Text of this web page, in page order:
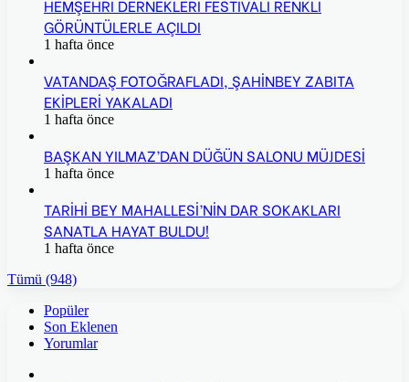
HEMŞEHRİ DERNEKLERİ FESTİVALİ RENKLİ
GÖRÜNTÜLERLE AÇILDI
1 hafta önce
VATANDAŞ FOTOĞRAFLADI, ŞAHİNBEY ZABITA
EKİPLERİ YAKALADI
1 hafta önce
BAŞKAN YILMAZ’DAN DÜĞÜN SALONU MÜJDESİ
1 hafta önce
TARİHİ BEY MAHALLESİ’NİN DAR SOKAKLARI
SANATLA HAYAT BULDU!
1 hafta önce
Tümü (948)
Popüler
Son Eklenen
Yorumlar